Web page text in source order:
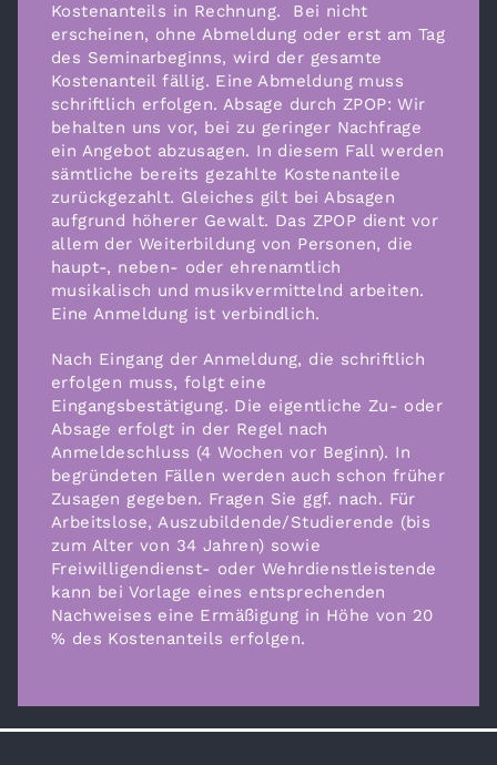
Kostenanteils in Rechnung.
Bei nicht
erscheinen, ohne Abmeldung oder erst am Tag
des Seminarbeginns, wird der gesamte
Kostenanteil fällig. Eine Abmeldung muss
schriftlich erfolgen. Absage durch ZPOP: Wir
behalten uns vor, bei zu geringer Nachfrage
ein Angebot abzusagen. In diesem Fall werden
sämtliche bereits gezahlte Kostenanteile
zurückgezahlt. Gleiches gilt bei Absagen
aufgrund höherer Gewalt. Das ZPOP dient vor
allem der Weiterbildung von Personen, die
haupt-, neben- oder ehrenamtlich
musikalisch und musikvermittelnd arbeiten.
Eine Anmeldung ist verbindlich.
Nach Eingang der Anmeldung, die schriftlich
erfolgen muss, folgt eine
Eingangsbestätigung. Die eigentliche Zu- oder
Absage erfolgt in der Regel nach
Anmeldeschluss (4 Wochen vor Beginn). In
begründeten Fällen werden auch schon früher
Zusagen gegeben. Fragen Sie ggf. nach. Für
Arbeitslose, Auszubildende/Studierende (bis
zum Alter von 34 Jahren) sowie
Freiwilligendienst- oder Wehrdienstleistende
kann bei Vorlage eines entsprechenden
Nachweises eine Ermäßigung in Höhe von 20
% des Kostenanteils erfolgen.